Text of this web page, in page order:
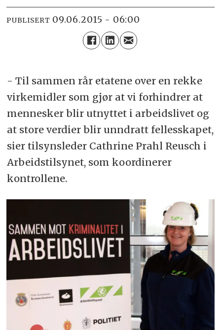
PUBLISERT 09.06.2015 - 06:00
- Til sammen rår etatene over en rekke
virkemidler som gjør at vi forhindrer at
mennesker blir utnyttet i arbeidslivet og
at store verdier blir unndratt fellesskapet,
sier tilsynsleder Cathrine Prahl Reusch i
Arbeidstilsynet, som koordinerer
kontrollene.